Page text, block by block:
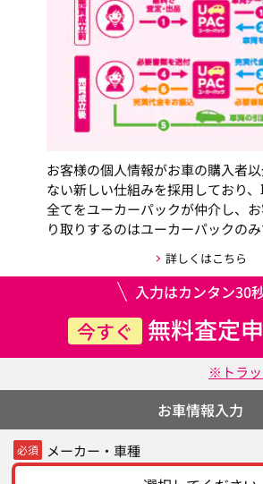
お客様の個人情報がお車の購入者
ない新しい仕組みを採用しており
全てをユーカーパックが仲介し、
り取りするのはユーカーパックのみ
詳しくはこちら
入力はカンタン30
今すぐ 無料査定
※トラッ
お車情報入力
必須 メーカー・車種